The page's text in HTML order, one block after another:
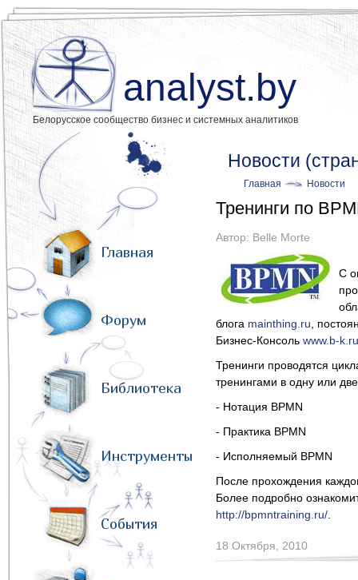
analyst.by
Белорусское сообщество бизнес и системных аналитиков
Главная
Форум
Библиотека
Инструменты
События
Новости
Главная Новости
Тренинги по
Автор: Belle Morte
С
блога mainthing.ru ,
Бизнес-Консоль www.b-k.ru
Тренинги проводятся
тренингами в одну или
- Нотация BPMN
- Практика BPMN
- Исполняемый BPMN
После прохождения
Более подробно
http://bpmntraining.ru/
18 Октября, 2010